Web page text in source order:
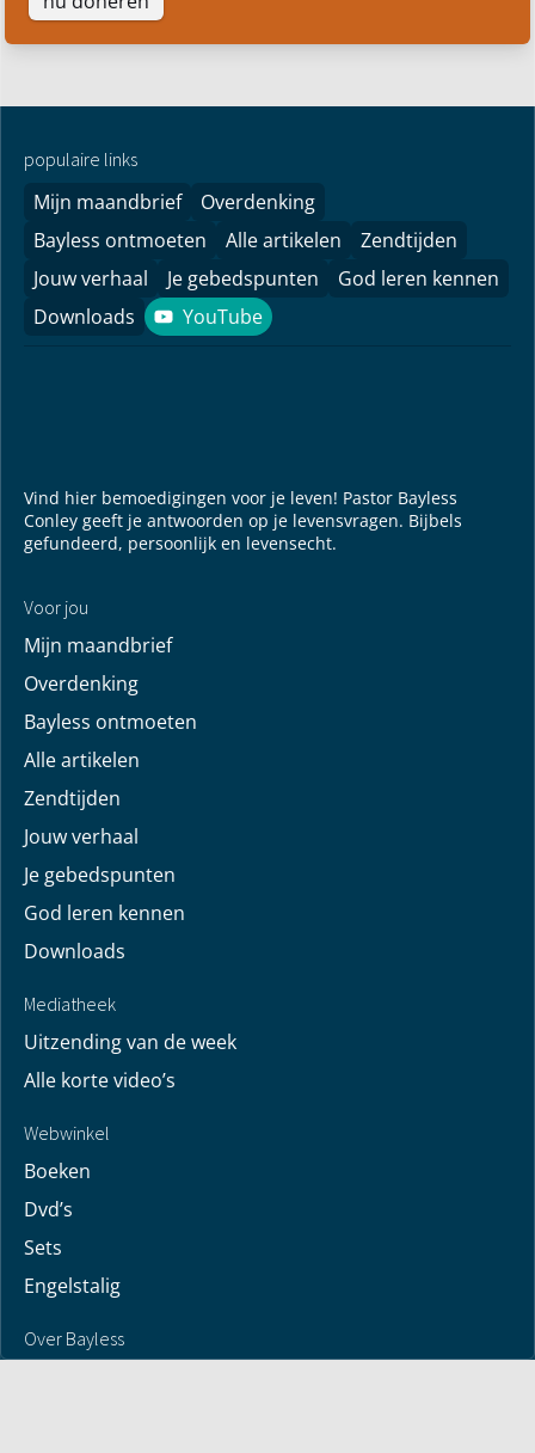
Breng hoop naar de huiskamers –
vooral in deze speciale tijd!
Vooral in onzekere tijden vinden we het een
Gods Woord.
Mijn maandbrief
Overdenking
Bayless ontmoeten
Alle artikelen
Zendtijden
Downloads
Vind hier bemoedigingen voor je leven! Pastor Bayless
Conley geeft je antwoorden op je levensvragen. Bijbels
gefundeerd, persoonlijk en levensecht.
Voor jou
Mijn maandbrief
Bayless ontmoeten
Alle artikelen
Zendtijden
Jouw verhaal
Je gebedspunten
God leren kennen
Downloads
Mediatheek
Uitzending van de week